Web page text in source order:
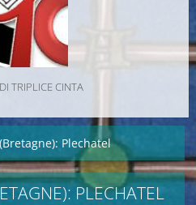
TRIPLICE CINTA
Plechatel
PLECHATEL